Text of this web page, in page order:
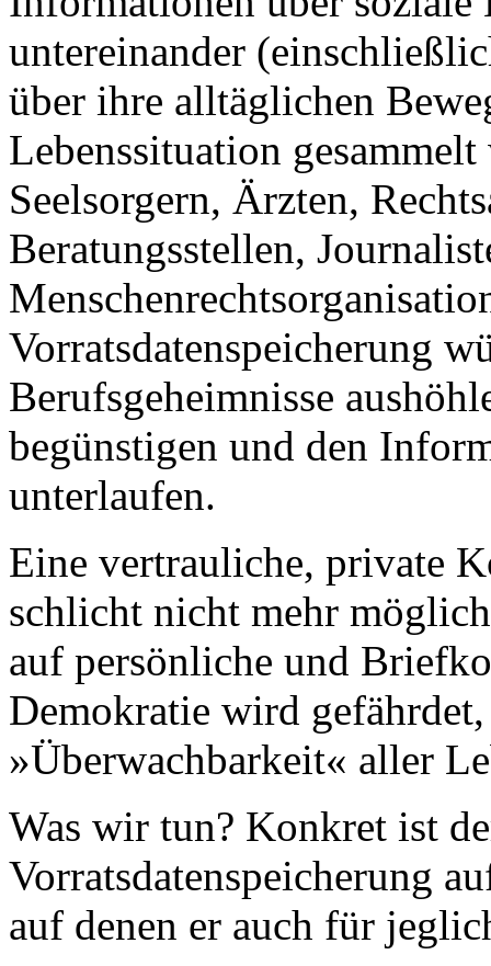
untereinander
über ihre alltäglichen
Lebenssituation
Seelsorgern, Ärzten,
Beratungsstellen,
Vorratsdatenspeicherung
Berufsgeheimnisse
begünstigen und den
unterlaufen.
Eine vertrauliche, private
schlicht nicht mehr
auf persönliche und
Demokratie wird
»Überwachbarkeit« aller
Was wir tun? Konkret ist
Vorratsdatenspeicherung
auf denen er auch für